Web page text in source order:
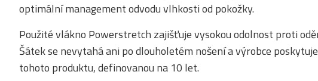
optimální management odvodu vlhkosti od pokožky.
Použité vlákno Powerstretch zajišťuje vysokou odolnost proti
Šátek se nevytahá ani po dlouholetém nošení a výrobce
tohoto produktu, definovanou na 10 let.